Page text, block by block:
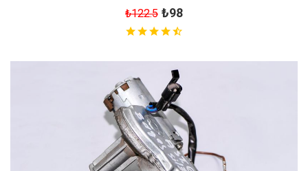
₺122.5 ₺98